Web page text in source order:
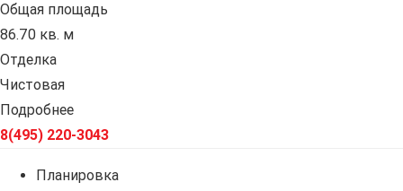
Общая площадь
86.70 кв. м
Отделка
Чистовая
Подробнее
8(495) 220-3043
Планировка